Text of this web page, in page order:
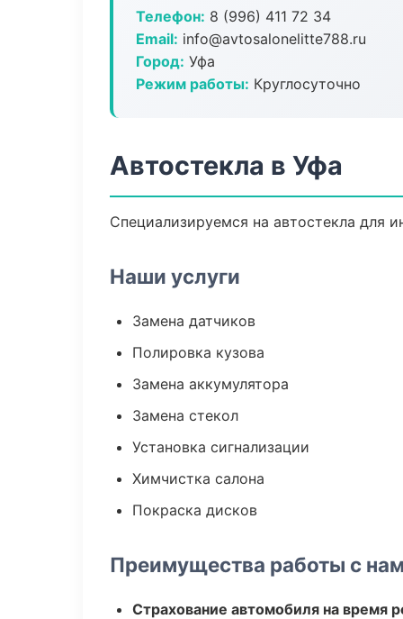
Телефон: 8 (996) 411 72 34
Email: info@avtosalonelitte788.ru
Город: Уфа
Режим работы: Круглосуточно
Автостекла в Уфа
Специализируемся на автостекла для
Наши услуги
Замена датчиков
Полировка кузова
Замена аккумулятора
Замена стекол
Установка сигнализации
Химчистка салона
Покраска дисков
Преимущества работы с
Страхование автомобиля на время